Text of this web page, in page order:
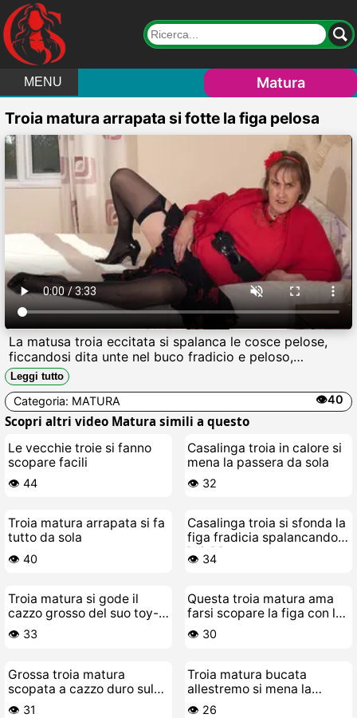
MENU Matura
Troia matura arrapata si fotte la figa pelosa
La matusa troia eccitata si spalanca le cosce pelose,
ficcandosi dita unte nel buco fradicio e peloso,
gemendo come una zoccola mentre si schizzareano
succhi bollenti sulla passera selvaggia Cazzo, che
porca.
Leggi tutto
Categoria: MATURA 👁️40
Scopri altri video Matura simili a questo
Le vecchie troie si fanno
scopare facili
👁️ 44
Casalinga troia in calore si
mena la passera da sola
👁️ 32
Troia matura arrapata si fa
tutto da sola
👁️ 40
Casalinga troia si sfonda la
figa fradicia spalancando
le labbra
👁️ 34
Troia matura si gode il
cazzo grosso del suo toy-
boy
👁️ 33
Questa troia matura ama
farsi scopare la figa con le
dita
👁️ 30
Grossa troia matura
scopata a cazzo duro sul
letto
👁️ 31
Troia matura bucata
allestremo si mena la
passera fino a sborrare
👁️ 26